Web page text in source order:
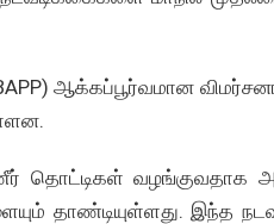
ஆக்கப்பூர்வமான
தொட்டிகள் வழங்குவதாக
தாண்டியுள்ளது. இந்த